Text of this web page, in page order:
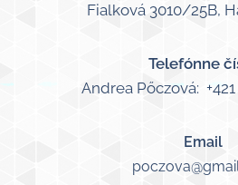
Fialková 3010/25B,
Telefónne
Andrea Pőczová:
Email